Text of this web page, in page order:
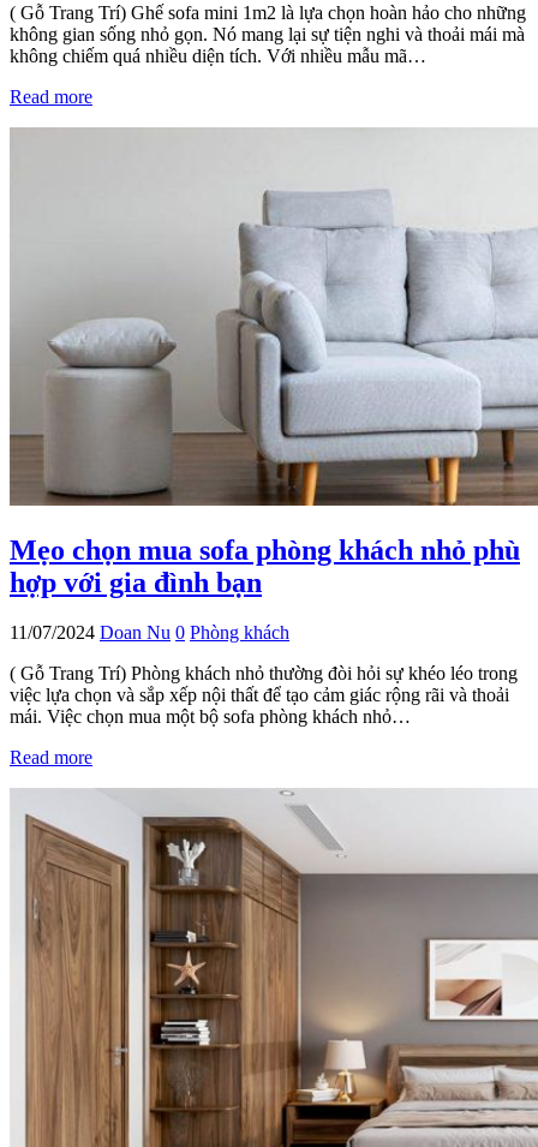
( Gỗ Trang Trí) Ghế sofa mini 1m2 là lựa chọn hoàn hảo cho những
không gian sống nhỏ gọn. Nó mang lại sự tiện nghi và thoải mái mà
không chiếm quá nhiều diện tích. Với nhiều mẫu mã…
Read more
Mẹo chọn mua sofa phòng khách nhỏ phù
hợp với gia đình bạn
11/07/2024 Doan Nu 0 Phòng khách
( Gỗ Trang Trí) Phòng khách nhỏ thường đòi hỏi sự khéo léo trong
việc lựa chọn và sắp xếp nội thất để tạo cảm giác rộng rãi và thoải
mái. Việc chọn mua một bộ sofa phòng khách nhỏ…
Read more